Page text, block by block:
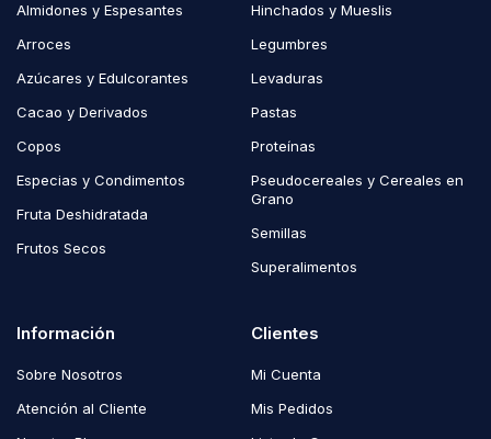
Almidones y Espesantes
Arroces
Azúcares y Edulcorantes
Cacao y Derivados
Copos
Especias y Condimentos
Fruta Deshidratada
Frutos Secos
Hinchados y Mueslis
Legumbres
Levaduras
Pastas
Proteínas
Pseudocereales y Cereales en
Grano
Semillas
Superalimentos
Información
Sobre Nosotros
Atención al Cliente
Clientes
Mi Cuenta
Mis Pedidos